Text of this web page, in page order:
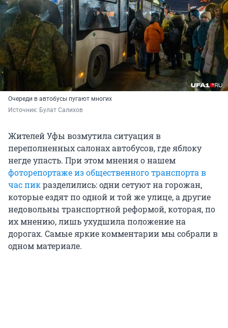
Очереди в автобусы пугают многих
Источник: Булат Салихов
Жителей Уфы возмутила ситуация в
переполненных салонах автобусов, где яблоку
негде упасть. При этом мнения о нашем
фоторепортаже из общественного транспорта в
час пикразделились: одни сетуют на горожан,
которые ездят по одной и той же улице, а другие
недовольны транспортной реформой, которая, по
их мнению, лишь ухудшила положение на
дорогах. Самые яркие комментарии мы собрали в
одном материале.